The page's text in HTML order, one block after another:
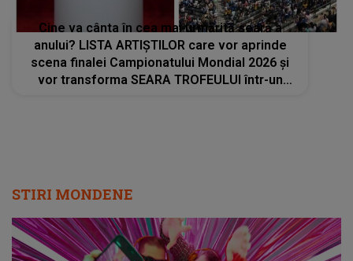
Cine va cânta în cea mai urmărită seară a
anului? LISTA ARTIȘTILOR care vor aprinde
scena finalei Campionatului Mondial 2026 și
vor transforma SEARA TROFEULUI într-un
STIRI MONDENE